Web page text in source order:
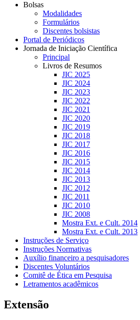
Bolsas
Modalidades
Formulários
Discentes bolsistas
Portal de Periódicos
Jornada de Iniciação Científica
Principal
Livros de Resumos
JIC 2025
JIC 2024
JIC 2023
JIC 2022
JIC 2021
JIC 2020
JIC 2019
JIC 2018
JIC 2017
JIC 2016
JIC 2015
JIC 2014
JIC 2013
JIC 2012
JIC 2011
JIC 2010
JIC 2008
Mostra Ext. e Cult. 2014
Mostra Ext. e Cult. 2013
Instruções de Serviço
Instruções Normativas
Auxílio financeiro a pesquisadores
Discentes Voluntários
Comitê de Ética em Pesquisa
Letramentos acadêmicos
Extensão